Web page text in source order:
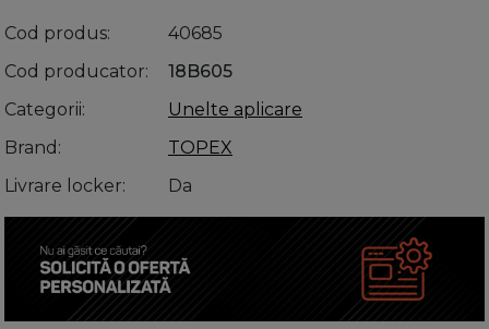
Cod produs
40685
Cod producator
18B605
Categorii
Unelte aplicare
Brand
TOPEX
Livrare locker
Da